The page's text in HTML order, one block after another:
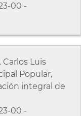
00 -
Luis
Popular,
integral de
00 -